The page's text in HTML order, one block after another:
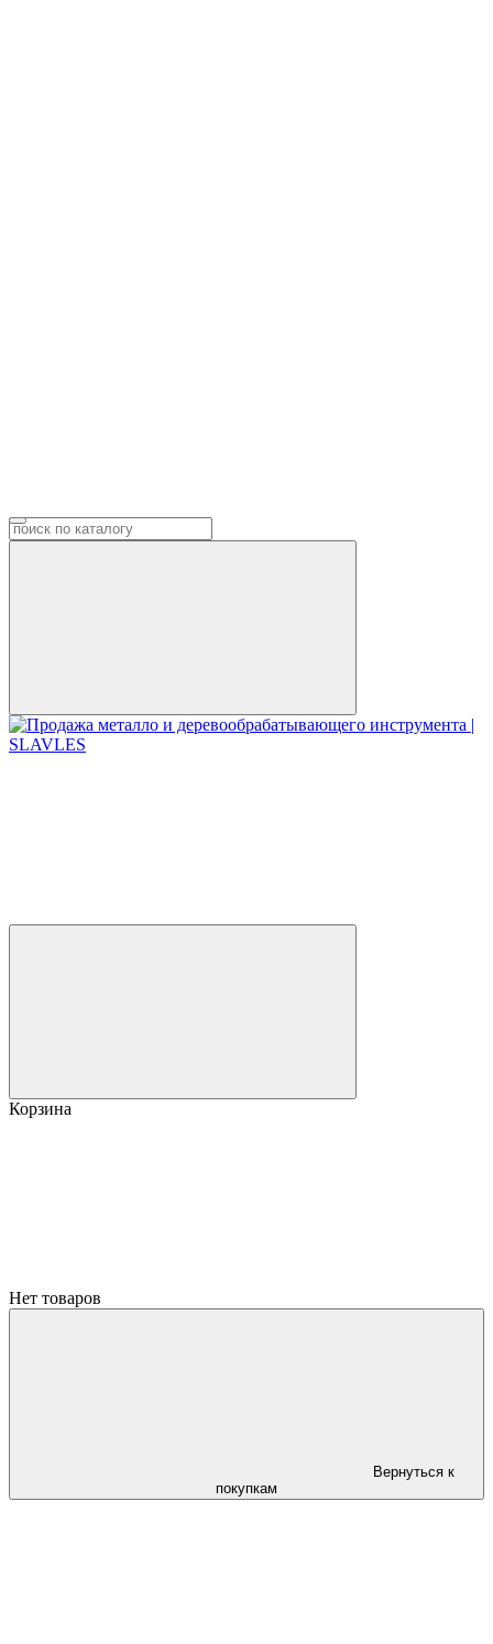
Корзина
Нет товаров
Вернуться к
покупкам